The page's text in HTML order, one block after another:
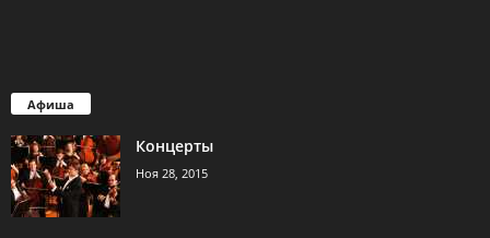
Афиша
Концерты
Ноя 28, 2015